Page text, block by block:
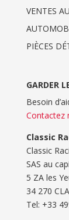
VENTES
PIÈCES
GARDER
Besoin
Contactez
Classic
Classic
SAS au
5 ZA les
34 270
Tel: ‭+33